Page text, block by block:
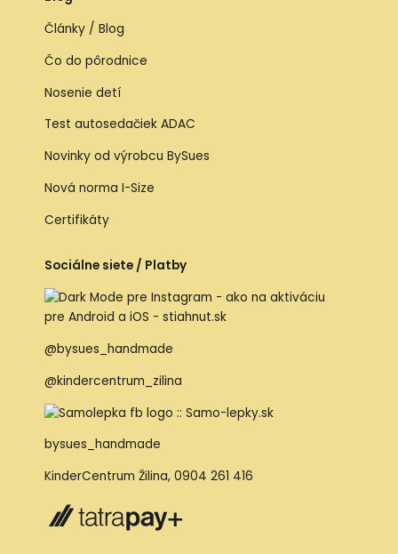
Články / Blog
Čo do pôrodnice
Nosenie detí
Test autosedačiek ADAC
Novinky od výrobcu BySues
Nová norma I-Size
Certifikáty
Sociálne siete / Platby
@bysues_handmade
@kindercentrum_zilina
bysues_handmade
KinderCentrum Žilina, 0904 261 416